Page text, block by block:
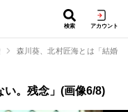
検索 アカウント
森川葵、北村匠海とは「結婚
い。残念」(画像6/8)